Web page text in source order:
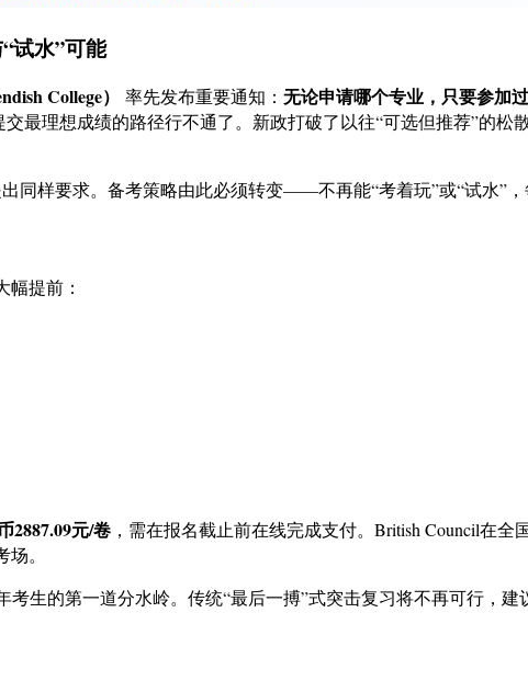
试水”可能
College） 率先发布重要通知： 无论申请哪个专业，只要参加
最理想成绩的路径行不通了。新政打破了以往“可选但推荐”的松
同样要求。备考策略由此必须转变——不再能“考着玩”或“试水”，
幅提前 ：
2887.09元/卷 ，需在报名截止前在线完成支付。British Council在全
场。
生的第一道分水岭。传统“最后一搏”式突击复习将不再可行，建